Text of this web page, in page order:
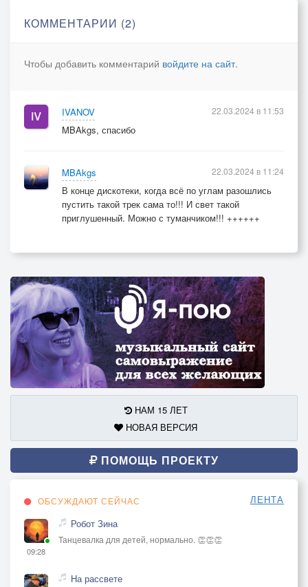
КОММЕНТАРИИ (2)
Чтобы добавить комментарий войдите на сайт.
IVANOV
MBAkgs, спасибо
22.03.2024 в 11:53
MBAkgs
В конце дискотеки, когда всё по углам разошлись
пустить такой трек сама то!!! И свет такой
приглушенный. Можно с туманчиком!!! ++++++
22.03.2024 в 11:24
НАМ 15 ЛЕТ
НОВАЯ ВЕРСИЯ
ПОМОЩЬ ПРОЕКТУ
ОБСУЖДАЮТ СЕЙЧАС ЛЕНТА
09:28
Робот Зина
Танцевалка для детей, нормально. 👏👏👏
На рассвете